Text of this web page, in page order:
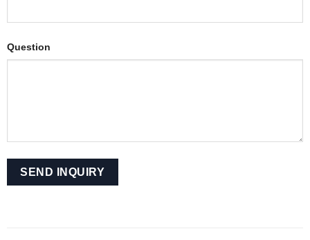
Question